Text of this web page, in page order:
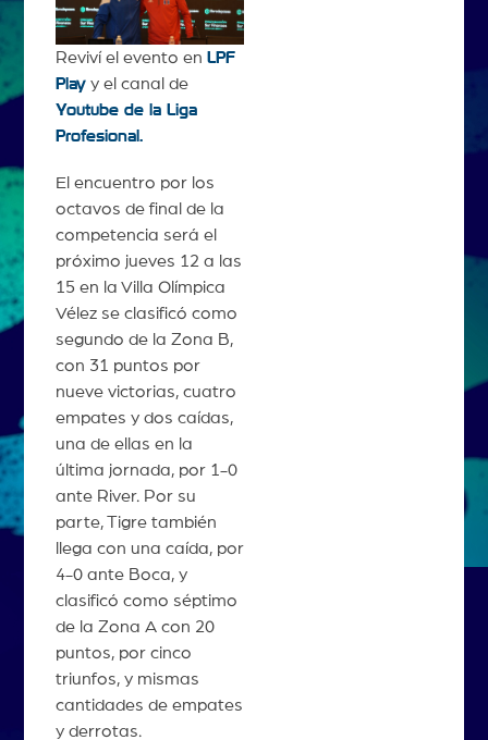
Reviví el evento en LPF
Playy el canal de
Youtube de la Liga
Profesional.
El encuentro por los
octavos de final de la
competencia será el
próximo jueves 12 a las
15 en la Villa Olímpica
Vélez se clasificó como
segundo de la Zona B,
con 31 puntos por
nueve victorias, cuatro
empates y dos caídas,
una de ellas en la
última jornada, por 1-0
ante River. Por su
parte, Tigre también
llega con una caída, por
4-0 ante Boca, y
clasificó como séptimo
de la Zona A con 20
puntos, por cinco
triunfos, y mismas
cantidades de empates
y derrotas.